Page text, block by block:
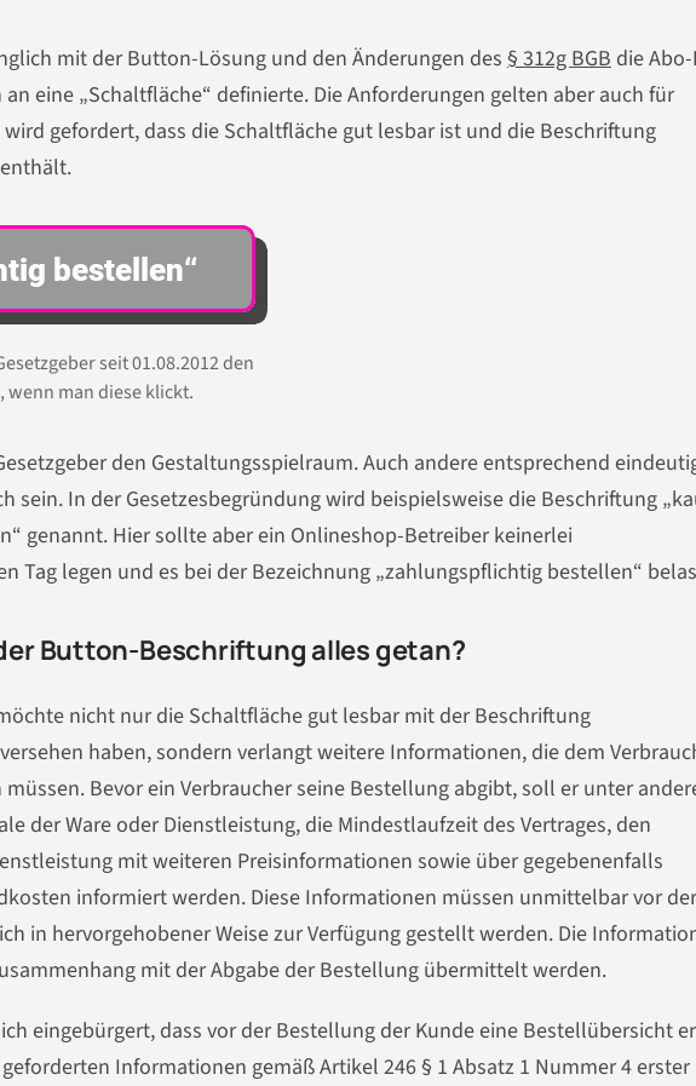
mit der Button-Lösung und den Änderungen des § 312g BGB die
eine „Schaltfläche“ definierte. Die Anforderungen gelten aber auch für
gefordert, dass die Schaltfläche gut lesbar ist und die Beschriftung
seit 01.08.2012 den
wenn man diese klickt.
den Gestaltungsspielraum. Auch andere entsprechend
sein. In der Gesetzesbegründung wird beispielsweise die Beschriftung
genannt. Hier sollte aber ein Onlineshop-Betreiber keinerlei
Tag legen und es bei der Bezeichnung „zahlungspflichtig bestellen“
Button-Beschriftung alles getan?
nicht nur die Schaltfläche gut lesbar mit der Beschriftung
haben, sondern verlangt weitere Informationen, die dem
Bevor ein Verbraucher seine Bestellung abgibt, soll er unter
der Ware oder Dienstleistung, die Mindestlaufzeit des Vertrages, den
mit weiteren Preisinformationen sowie über gegebenenfalls
informiert werden. Diese Informationen müssen unmittelbar vor der
in hervorgehobener Weise zur Verfügung gestellt werden. Die
mit der Abgabe der Bestellung übermittelt werden.
eingebürgert, dass vor der Bestellung der Kunde eine Bestellübersicht
Informationen gemäß Artikel 246 § 1 Absatz 1 Nummer 4 erster